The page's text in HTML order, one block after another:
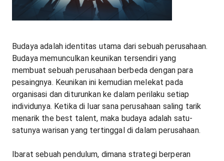
Budaya adalah identitas utama dari sebuah perusahaan.
Budaya memunculkan keunikan tersendiri yang
membuat sebuah perusahaan berbeda dengan para
pesaingnya. Keunikan ini kemudian melekat pada
organisasi dan diturunkan ke dalam perilaku setiap
individunya. Ketika di luar sana perusahaan saling tarik
menarik the best talent, maka budaya adalah satu-
satunya warisan yang tertinggal di dalam perusahaan.
Ibarat sebuah pendulum, dimana strategi berperan